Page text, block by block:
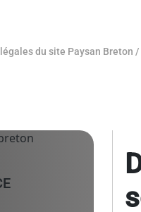
du site Paysan Breton /